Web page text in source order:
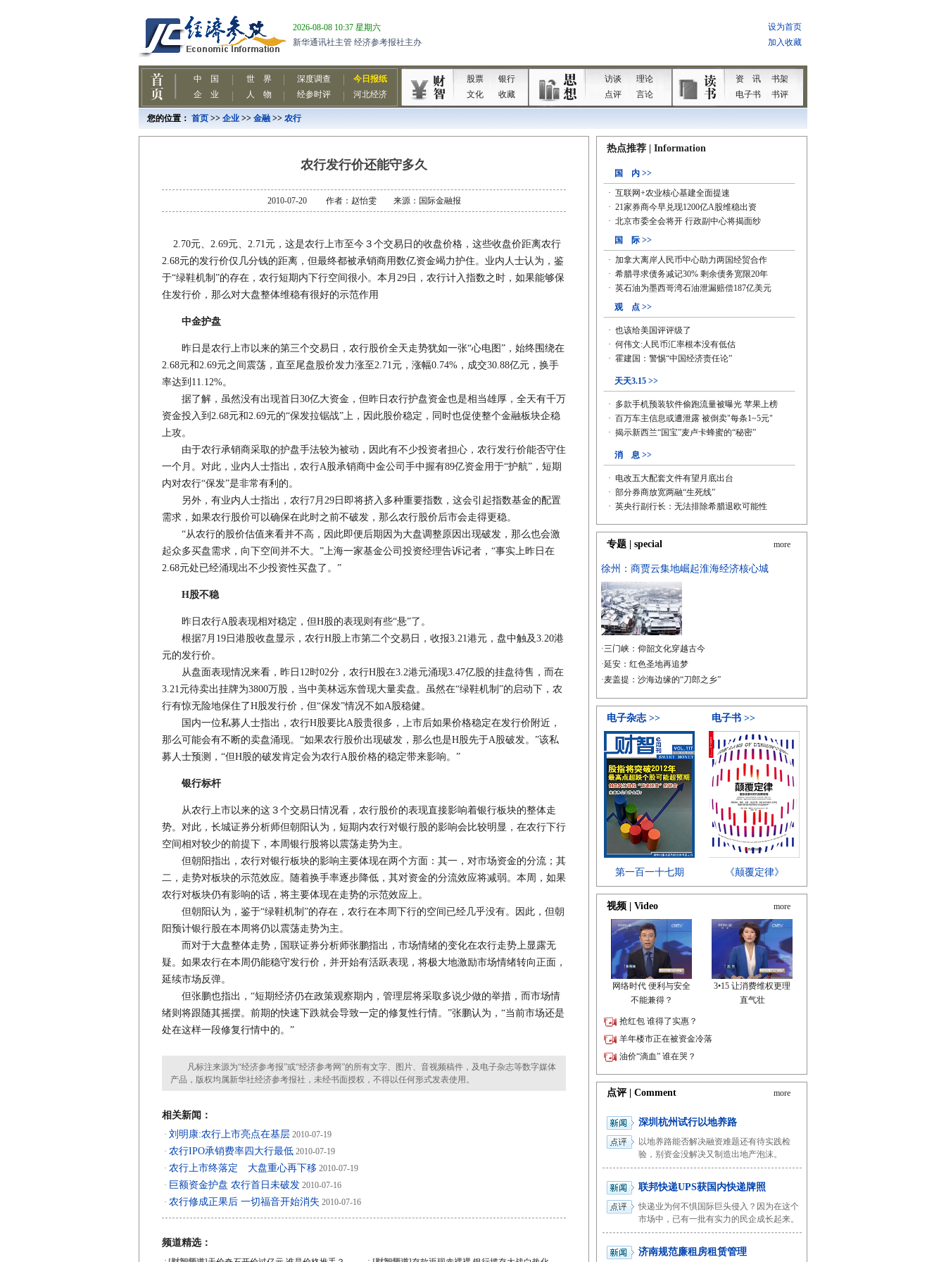
您的位置： 首页 >> 企业 >> 金融 >> 农行
农行发行价还能守多久
2010-07-20 作者：赵怡雯 来源：国际金融报
2.70元、2.69元、2.71元，这是农行上市至今３个交易日的收盘价格，这些收盘价距离农行
2.68元的发行价仅几分钱的距离，但最终都被承销商用数亿资金竭力护住。业内人士认为，鉴
于“绿鞋机制”的存在，农行短期内下行空间很小。本月29日，农行计入指数之时，如果能够保
住发行价，那么对大盘整体维稳有很好的示范作用
中金护盘
昨日是农行上市以来的第三个交易日，农行股价全天走势犹如一张“心电图”，始终围绕在
2.68元和2.69元之间震荡，直至尾盘股价发力涨至2.71元，涨幅0.74%，成交30.88亿元，换手
率达到11.12%。
据了解，虽然没有出现首日30亿大资金，但昨日农行护盘资金也是相当雄厚，全天有千万
资金投入到2.68元和2.69元的“保发拉锯战”上，因此股价稳定，同时也促使整个金融板块企稳
上攻。
由于农行承销商采取的护盘手法较为被动，因此有不少投资者担心，农行发行价能否守住
一个月。对此，业内人士指出，农行A股承销商中金公司手中握有89亿资金用于“护航”，短期
内对农行“保发”是非常有利的。
另外，有业内人士指出，农行7月29日即将挤入多种重要指数，这会引起指数基金的配置
需求，如果农行股价可以确保在此时之前不破发，那么农行股价后市会走得更稳。
“从农行的股价估值来看并不高，因此即便后期因为大盘调整原因出现破发，那么也会激
起众多买盘需求，向下空间并不大。”上海一家基金公司投资经理告诉记者，“事实上昨日在
2.68元处已经涌现出不少投资性买盘了。”
H股不稳
昨日农行A股表现相对稳定，但H股的表现则有些“悬”了。
根据7月19日港股收盘显示，农行H股上市第二个交易日，收报3.21港元，盘中触及3.20港
元的发行价。
从盘面表现情况来看，昨日12时02分，农行H股在3.2港元涌现3.47亿股的挂盘待售，而在
3.21元待卖出挂牌为3800万股，当中美林远东曾现大量卖盘。虽然在“绿鞋机制”的启动下，农
行有惊无险地保住了H股发行价，但“保发”情况不如A股稳健。
国内一位私募人士指出，农行H股要比A股贵很多，上市后如果价格稳定在发行价附近，
那么可能会有不断的卖盘涌现。“如果农行股价出现破发，那么也是H股先于A股破发。”该私
募人士预测，“但H股的破发肯定会为农行A股价格的稳定带来影响。”
银行标杆
从农行上市以来的这３个交易日情况看，农行股价的表现直接影响着银行板块的整体走
势。对此，长城证券分析师但朝阳认为，短期内农行对银行股的影响会比较明显，在农行下行
空间相对较少的前提下，本周银行股将以震荡走势为主。
但朝阳指出，农行对银行板块的影响主要体现在两个方面：其一，对市场资金的分流；其
二，走势对板块的示范效应。随着换手率逐步降低，其对资金的分流效应将减弱。本周，如果
农行对板块仍有影响的话，将主要体现在走势的示范效应上。
但朝阳认为，鉴于“绿鞋机制”的存在，农行在本周下行的空间已经几乎没有。因此，但朝
阳预计银行股在本周将仍以震荡走势为主。
而对于大盘整体走势，国联证券分析师张鹏指出，市场情绪的变化在农行走势上显露无
疑。如果农行在本周仍能稳守发行价，并开始有活跃表现，将极大地激励市场情绪转向正面，
延续市场反弹。
但张鹏也指出，“短期经济仍在政策观察期内，管理层将采取多说少做的举措，而市场情
绪则将跟随其摇摆。前期的快速下跌就会导致一定的修复性行情。”张鹏认为，“当前市场还是
处在这样一段修复行情中的。”
凡标注来源为“经济参考报”或“经济参考网”的所有文字、图片、音视频稿件，及电子杂志等数字媒体
产品，版权均属新华社经济参考报社，未经书面授权，不得以任何形式发表使用。
相关新闻：
· 刘明康:农行上市亮点在基层 2010-07-19
· 农行IPO承销费率四大行最低 2010-07-19
· 农行上市终落定 大盘重心再下移 2010-07-19
· 巨额资金护盘 农行首日未破发 2010-07-16
· 农行修成正果后 一切福音开始消失 2010-07-16
频道精选：